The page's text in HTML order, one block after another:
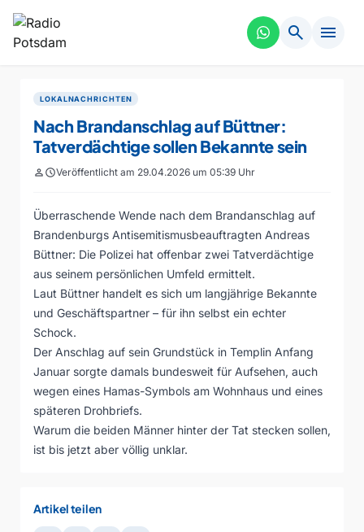
search menu
LOKALNACHRICHTEN
Nach Brandanschlag auf Büttner:
Tatverdächtige sollen Bekannte sein
personscheduleVeröffentlicht am 29.04.2026 um 05:39 Uhr
Überraschende Wende nach dem Brandanschlag auf
Brandenburgs Antisemitismusbeauftragten Andreas
Büttner: Die Polizei hat offenbar zwei Tatverdächtige
aus seinem persönlichen Umfeld ermittelt.
Laut Büttner handelt es sich um langjährige Bekannte
und Geschäftspartner – für ihn selbst ein echter
Schock.
Der Anschlag auf sein Grundstück in Templin Anfang
Januar sorgte damals bundesweit für Aufsehen, auch
wegen eines Hamas-Symbols am Wohnhaus und eines
späteren Drohbriefs.
Warum die beiden Männer hinter der Tat stecken sollen,
ist bis jetzt aber völlig unklar.
Artikel teilen